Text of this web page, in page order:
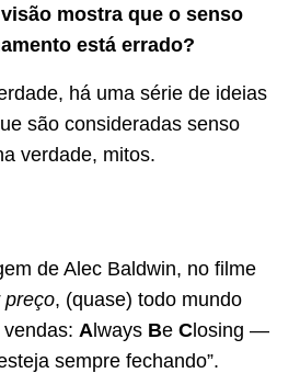
mostra que o senso
está errado?
há uma série de ideias
são consideradas senso
verdade, mitos.
de Alec Baldwin, no filme
preço, (quase) todo mundo
Always Be Closing —
sempre fechando”.